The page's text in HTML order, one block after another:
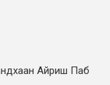
Айриш Паб